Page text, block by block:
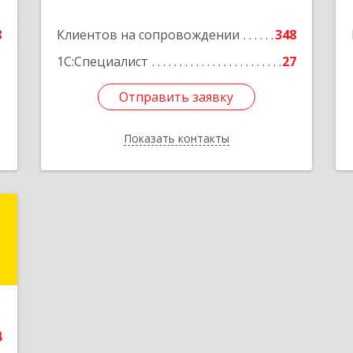
Клиентов на сопровождении
348
1С:Специалист
27
Отправить заявку
Показать контакты
Подробнее
Отправить заявку
Назад